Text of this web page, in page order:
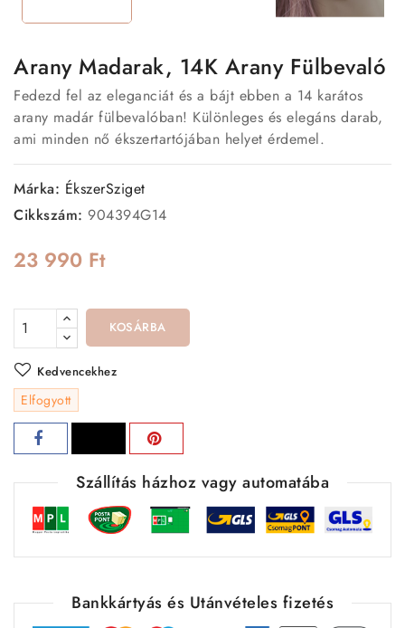
Arany Madarak, 14K Arany Fülbevaló
Fedezd fel az eleganciát és a bájt ebben a 14 karátos
arany madár fülbevalóban! Különleges és elegáns darab,
ami minden nő ékszertartójában helyet érdemel.
Márka: ÉkszerSziget
Cikkszám: 904394G14
23 990 Ft
KOSÁRBA
Kedvencekhez
Elfogyott
Szállítás házhoz vagy automatába
Bankkártyás és Utánvételes fizetés